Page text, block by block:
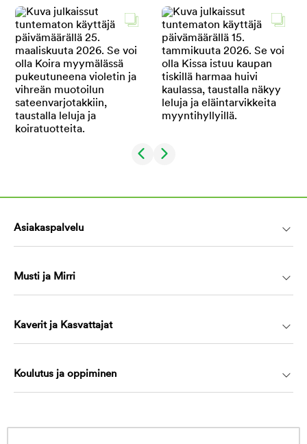
Asiakaspalvelu
Musti ja Mirri
Kaverit ja Kasvattajat
Koulutus ja oppiminen